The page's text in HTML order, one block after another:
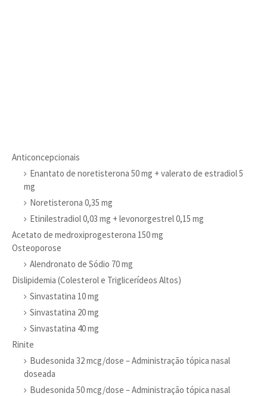
Anticoncepcionais
Enantato de noretisterona 50 mg + valerato de estradiol 5
mg
Noretisterona 0,35 mg
Etinilestradiol 0,03 mg + levonorgestrel 0,15 mg
Acetato de medroxiprogesterona 150 mg
Osteoporose
Alendronato de Sódio 70 mg
Dislipidemia (Colesterol e Triglicerídeos Altos)
Sinvastatina 10 mg
Sinvastatina 20 mg
Sinvastatina 40 mg
Rinite
Budesonida 32 mcg/dose – Administração tópica nasal
doseada
Budesonida 50 mcg/dose – Administração tópica nasal